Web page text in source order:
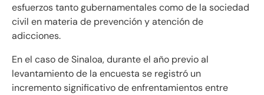
esfuerzos tanto gubernamentales como de la sociedad
civil en materia de prevención y atención de
adicciones.
En el caso de Sinaloa, durante el año previo al
levantamiento de la encuesta se registró un
incremento significativo de enfrentamientos entre